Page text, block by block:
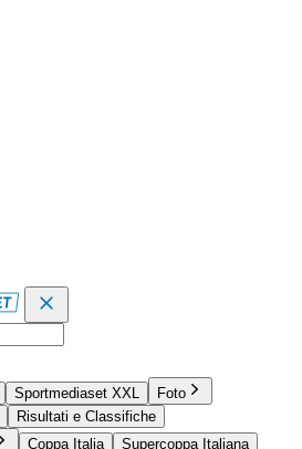
Sportmediaset XXL
Foto
Risultati e Classifiche
Coppa Italia
Supercoppa Italiana